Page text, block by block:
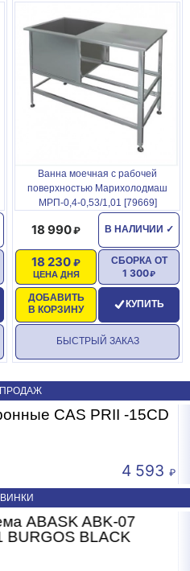
Ванна моечная с рабочей
поверхностью Марихолодмаш
МРП-0,4-0,53/1,01 [79669]
В НАЛИЧИИ ✓
18 990
ЦЕНА ДНЯ
18 230
ДОБАВИТЬ
В КОРЗИНУ
СБОРКА ОТ
1 300
КУПИТЬ
БЫСТРЫЙ ЗАКАЗ
CAS PRII -15CD
4 593
ABASK ABK-07
BURGOS BLACK